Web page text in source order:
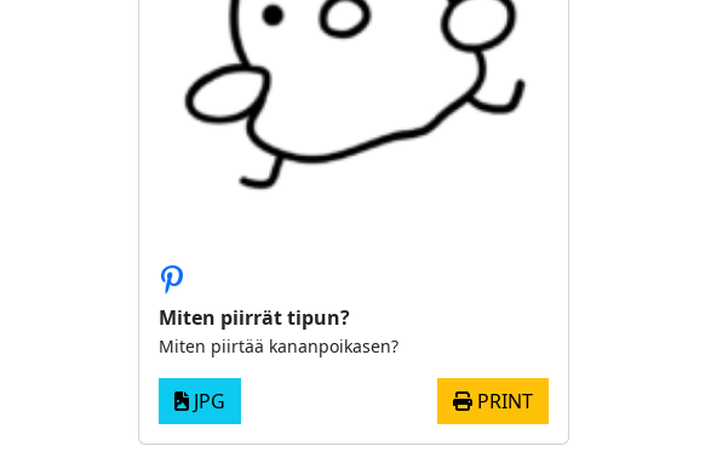
Miten piirrät tipun?
Miten piirtää kananpoikasen?
JPG PRINT